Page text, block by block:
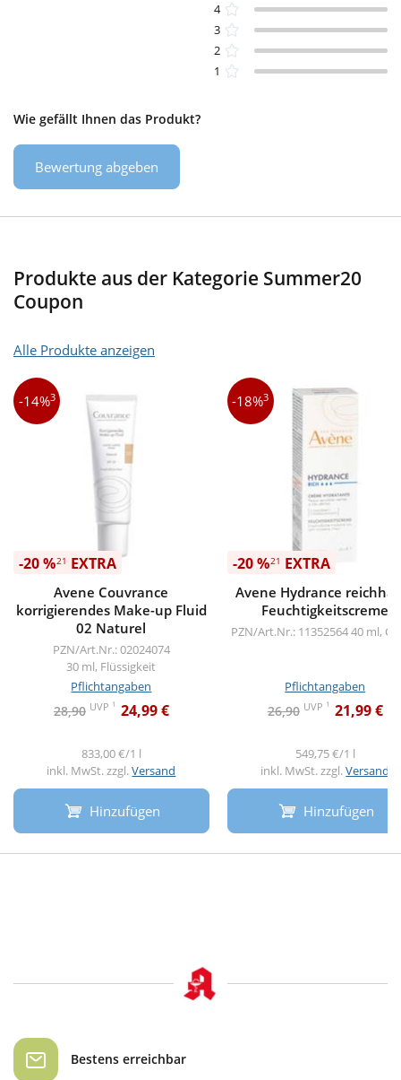
4
3
2
1
Wie gefällt Ihnen das Produkt?
Bewertung abgeben
Produkte aus der Kategorie Summer20
Coupon
Alle Produkte anzeigen
-14%3
-20 %21 EXTRA
Avene Couvrance
korrigierendes Make-up Fluid
02 Naturel
PZN/Art.Nr.: 02024074
30 ml, Flüssigkeit
Pflichtangaben
28,90 UVP 1 24,99 €
833,00 €/1 l
inkl. MwSt. zzgl.Versand
Hinzufügen
-18%3
-20 %21 EXTRA
Avene Hydrance
Feuchtigkeitscreme
PZN/Art.Nr.: 1135256440 ml,
Pflichtangaben
26,90 UVP 1 21,99 €
549,75 €/1 l
inkl. MwSt. zzgl.Versand
Hinzufügen
Bestens erreichbar